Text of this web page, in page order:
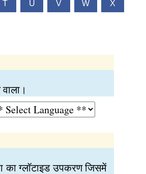
T U V W X
का ग्लॉटाइड उपकरण जिसमें